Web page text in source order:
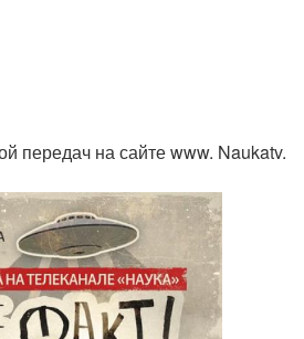
передач на сайте www. Naukatv.